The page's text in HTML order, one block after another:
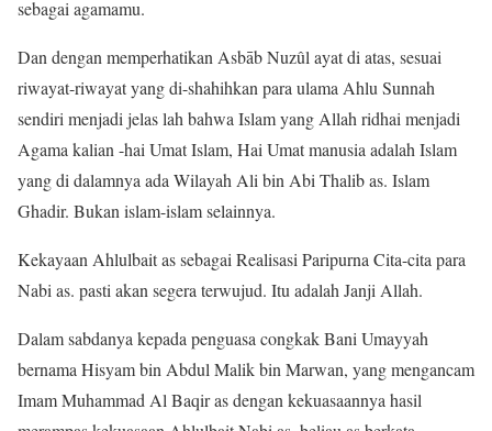
sebagai agamamu.
Dan dengan memperhatikan Asbāb Nuzûl ayat di atas, sesuai
riwayat-riwayat yang di-shahihkan para ulama Ahlu Sunnah
sendiri menjadi jelas lah bahwa Islam yang Allah ridhai menjadi
Agama kalian -hai Umat Islam, Hai Umat manusia adalah Islam
yang di dalamnya ada Wilayah Ali bin Abi Thalib as. Islam
Ghadir. Bukan islam-islam selainnya.
Kekayaan Ahlulbait as sebagai Realisasi Paripurna Cita-cita para
Nabi as. pasti akan segera terwujud. Itu adalah Janji Allah.
Dalam sabdanya kepada penguasa congkak Bani Umayyah
bernama Hisyam bin Abdul Malik bin Marwan, yang mengancam
Imam Muhammad Al Baqir as dengan kekuasaannya hasil